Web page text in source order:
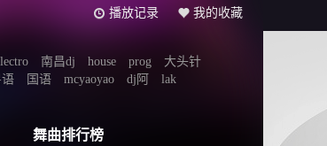
播放记录 我的收藏
南昌dj house prog
大头针
国语 mcyaoyao dj阿 lak
舞曲排行榜